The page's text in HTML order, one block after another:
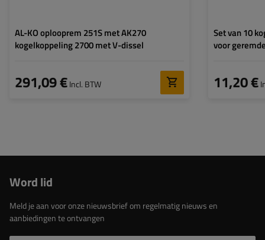
AL-KO oplooprem 251S met AK270
kogelkoppeling 2700 met V-dissel
291,09 €Incl. BTW
Set van 10
voor
11,20 €
Word lid
Meld je aan voor onze nieuwsbrief om regelmatig nieuws en
aanbiedingen te ontvangen